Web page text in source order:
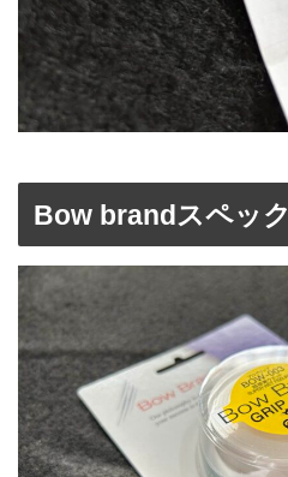
Bow brandスペック